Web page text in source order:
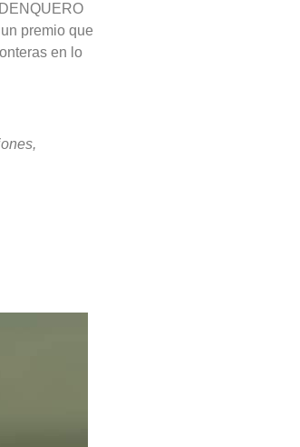
un premio que
en lo